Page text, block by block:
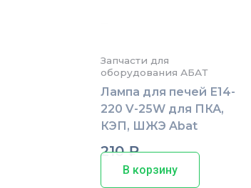
Запчасти для
оборудования АБАТ
Лампа для печей Е14-
220 V-25W для ПКА,
КЭП, ШЖЭ Abat
210₽
В корзину